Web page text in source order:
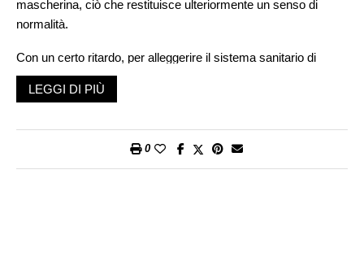
mascherina, ciò che restituisce ulteriormente un senso di
normalità.
Con un certo ritardo, per alleggerire il sistema sanitario di
nuovo vicino ai suoi limiti (prima ancora dell’autunno), la
Svizzera segue l’esempio dei paesi confinanti, dove però, in
imboccare, poiché acuirebbe le tensioni sociali, già molto
LEGGI DI PIÙ
0